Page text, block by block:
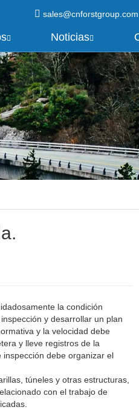
sales@cnforstgroup.com
Noticias
la condición
y desarrollar un plan
y la velocidad debe
y lleve registros de la
debe organizar el
túneles y otras estructuras,
con el trabajo de